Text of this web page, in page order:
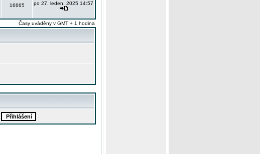
16665 po 27. leden, 2025 14:57
Časy uváděny v GMT + 1 hodina